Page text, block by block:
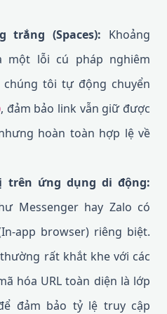
trắng (Spaces): Khoảng
một lỗi cú pháp nghiêm
tôi tự động chuyển
, đảm bảo link vẫn giữ được
hoàn toàn hợp lệ về
trên ứng dụng di động:
Messenger hay Zalo có
app browser) riêng biệt.
rất khắt khe với các
hóa URL toàn diện là lớp
đảm bảo tỷ lệ truy cập